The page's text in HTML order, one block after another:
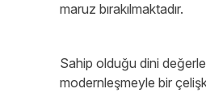
maruz bırakılmaktadır.
Sahip olduğu dini
modernleşmeyle bir